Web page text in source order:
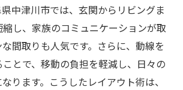
中津川市では、玄関からリビングま
し、家族のコミュニケーションが取
間取りも人気です。さらに、動線を
とで、移動の負担を軽減し、日々の
ります。こうしたレイアウト術は、